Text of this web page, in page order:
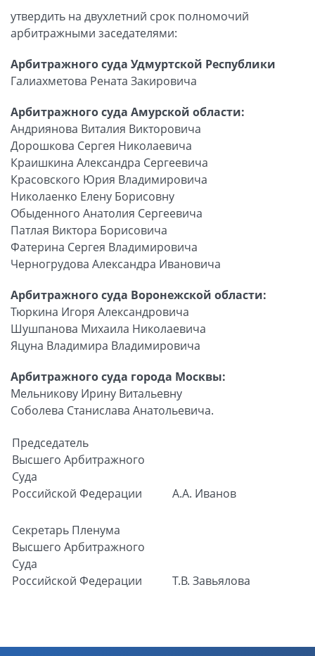
утвердить на двухлетний срок полномочий
арбитражными заседателями:
Арбитражного суда Удмуртской Республики
Галиахметова Рената Закировича
Арбитражного суда Амурской области:
Андриянова Виталия Викторовича
Дорошкова Сергея Николаевича
Краишкина Александра Сергеевича
Красовского Юрия Владимировича
Николаенко Елену Борисовну
Обыденного Анатолия Сергеевича
Патлая Виктора Борисовича
Фатерина Сергея Владимировича
Черногрудова Александра Ивановича
Арбитражного суда Воронежской области:
Тюркина Игоря Александровича
Шушпанова Михаила Николаевича
Яцуна Владимира Владимировича
Арбитражного суда города Москвы:
Мельникову Ирину Витальевну
Соболева Станислава Анатольевича.
Председатель
Высшего Арбитражного
Суда
Российской Федерации
А.А. Иванов
Секретарь Пленума
Высшего Арбитражного
Суда
Российской Федерации
Т.В. Завьялова